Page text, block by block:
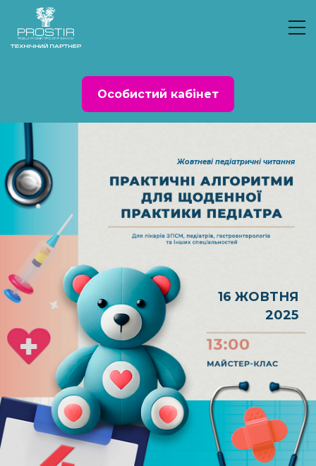
Особистий кабінет
Жовтневі педіатричні читання
16 ЖОВТНЯ
2025